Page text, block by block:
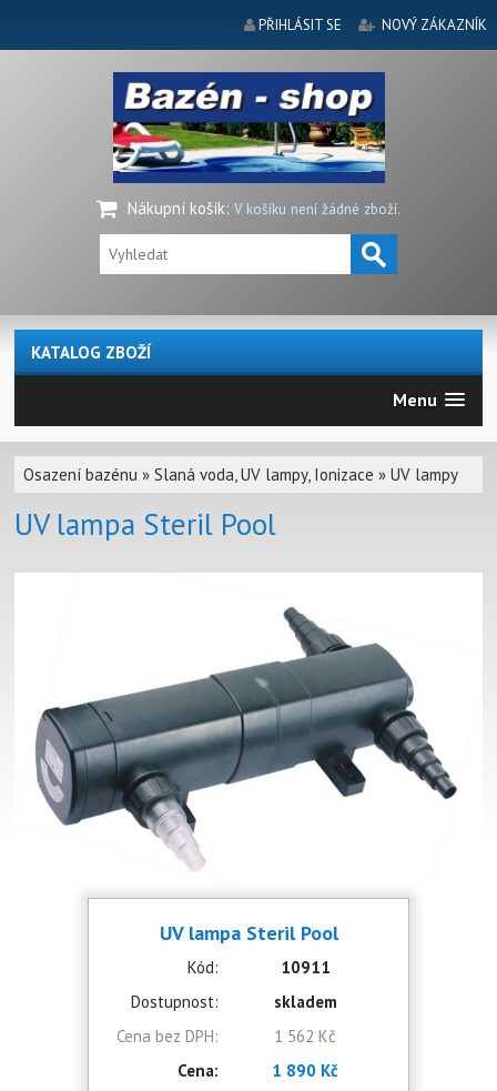
PŘIHLÁSIT SE NOVÝ ZÁKAZNÍK
Nákupní košík: V košíku není žádné zboží.
KATALOG ZBOŽÍ
Menu
Osazení bazénu »Slaná voda, UV lampy, Ionizace »UV lampy
UV lampa Steril Pool
UV lampa Steril Pool
Kód:
10911
Dostupnost:
skladem
Cena bez DPH:
1 562 Kč
Cena:
1 890 Kč